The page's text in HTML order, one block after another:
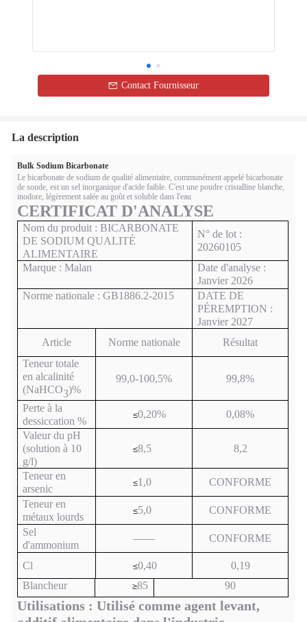
Contact Fournisseur
La description
Bulk Sodium Bicarbonate
Le bicarbonate de sodium de qualité alimentaire, communément appelé bicarbonate
de soude, est un sel inorganique d'acide faible. C'est une poudre cristalline blanche,
inodore, légèrement salée au goût et soluble dans l'eau
CERTIFICAT D'ANALYSE
Nom du produit : BICARBONATE
DE SODIUM QUALITÉ
ALIMENTAIRE
N° de lot :
20260105
Marque : Malan
Date d'analyse :
Janvier 2026
Norme nationale : GB1886.2-2015
DATE DE
PÉREMPTION :
Janvier 2027
Article
Norme nationale
Résultat
Teneur totale
en alcalinité
(NaHCO3)%
99,0-100,5% 99,8%
Perte à la
dessiccation %
≤0,20%
0,08%
Valeur du pH
(solution à 10
g/l)
≤8,5 8,2
Teneur en
arsenic
≤1,0
CONFORME
Teneur en
métaux lourds
≤5,0
CONFORME
Sel
d'ammonium
—— CONFORME
Cl ≤0,40
0,19
Blancheur
≥85 90
Utilisations : Utilisé comme agent levant,